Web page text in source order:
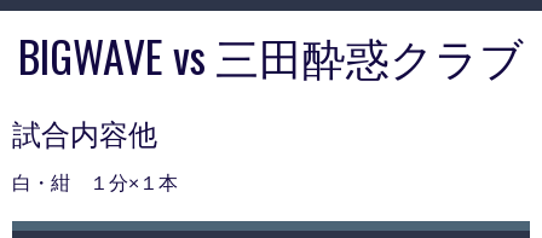
BIGWAVE vs 三田酔惑クラブ
試合内容他
白・紺 １分×１本